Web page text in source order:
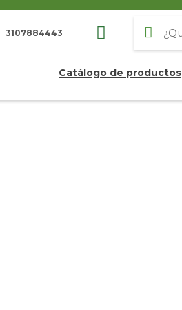
3107884443
Catálogo de productos